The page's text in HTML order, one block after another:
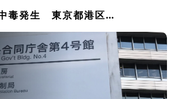
毒発生 東京都港区…